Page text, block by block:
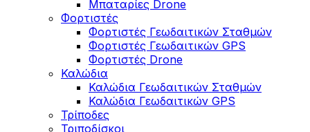
Μπαταρίες Drone
Φορτιστές
Φορτιστές Γεωδαιτικών Σταθμών
Φορτιστές Γεωδαιτικών GPS
Φορτιστές Drone
Καλώδια
Καλώδια Γεωδαιτικών Σταθμών
Καλώδια Γεωδαιτικών GPS
Τρίποδες
Τριποδίσκοι